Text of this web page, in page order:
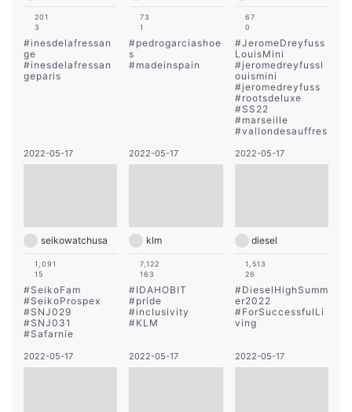
201
3
#inesdelafressan
ge
#inesdelafressan
geparis
73
1
#pedrogarciashoe
s
#madeinspain
67
0
#JeromeDreyfuss
LouisMini
#jeromedreyfussl
ouismini
#jeromedreyfuss
#rootsdeluxe
#SS22
#marseille
#vallondesauffres
2022-05-17
seikowatchusa
1,091
15
#SeikoFam
#SeikoProspex
#SNJ029
#SNJ031
#Safarnie
2022-05-17
klm
7,122
163
#IDAHOBIT
#pride
#inclusivity
#KLM
2022-05-17
diesel
1,513
26
#DieselHighSumm
er2022
#ForSuccessfulLi
ving
2022-05-17 2022-05-17 2022-05-17